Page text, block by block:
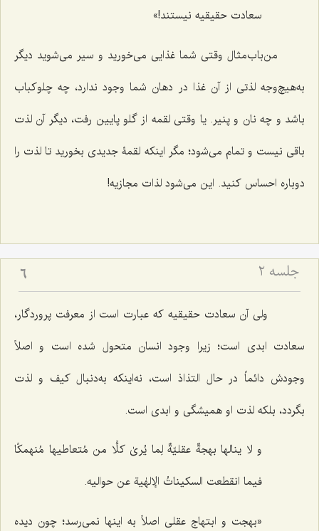
سعادت حقیقیه نیستند!»
من‌باب‌مثال وقتی شما غذایی می‌خورید و سیر می‌شوید دیگر
به‌هیچ‌وجه لذتی از آن غذا در دهان شما وجود ندارد، چه چلوکباب
باشد و چه نان و پنیر. یا وقتی لقمه از گلو پایین رفت، دیگر آن لذت
باقی نیست و تمام می‌شود؛ مگر اینکه لقمۀ جدیدی بخورید تا لذت را
دوباره احساس کنید. این می‌شود لذات مجازیه!
جلسه ۲ 6
ولی آن سعادت حقیقیه که عبارت است از معرفت پروردگار،
سعادت ابدی است؛ زیرا وجود انسان متحول شده است و اصلاً
وجودش دائماً در حال التذاذ است، نه‌اینکه به‌دنبال کیف و لذت
بگردد، بلکه لذت او همیشگی و ابدی است.
و لا ینالها بهجةٌ عقلیّةٌ لِما یُریٰ کلًّا من مُتعاطیها مُنهمکًا
فیما انقطعت السکیناتُ الإلهٰیة عن حوالیه.
«بهجت و ابتهاج عقلی اصلاً به اینها نمی‌رسد؛ چون دیده